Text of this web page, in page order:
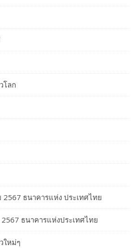
โลก
2567 ธนาคารแห่ง ประเทศไทย
ธนาคารแห่งประเทศไทย
ใหม่ๆ